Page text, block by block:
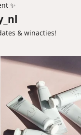
✨
& winacties!